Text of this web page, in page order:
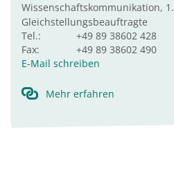
Wissenschaftskommunikation, 1.
Gleichstellungsbeauftragte
Tel.:
+49 89 38602 428
Fax:
+49 89 38602 490
E-Mail schreiben
Mehr erfahren